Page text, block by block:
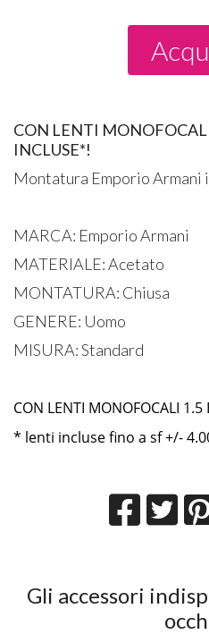
CON LENTI
INCLUSE*!
Montatura Emporio Armani
MARCA: Emporio Armani
MATERIALE: Acetato
MONTATURA: Chiusa
GENERE: Uomo
MISURA: Standard
CON LENTI MONOFOCALI
* lenti incluse fino a sf +/-
Gli accessori